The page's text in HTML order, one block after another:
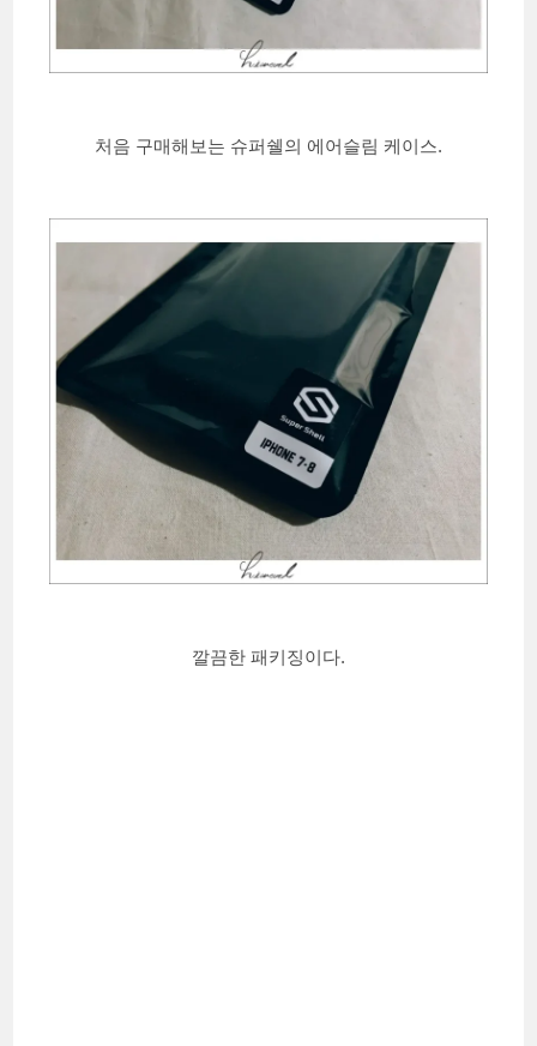
처음 구매해보는 슈퍼쉘의 에어슬림 케이스.
깔끔한 패키징이다.